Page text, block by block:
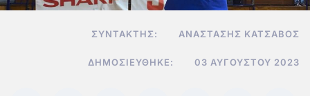
ΣΥΝΤΆΚΤΗΣ: ΑΝΑΣΤΆΣΗΣ ΚΑΤΣΑΒΌΣ
ΔΗΜΟΣΙΕΎΘΗΚΕ: 03 ΑΥΓΟΎΣΤΟΥ 2023